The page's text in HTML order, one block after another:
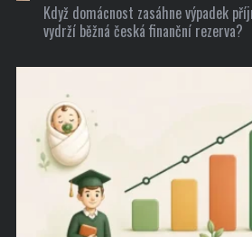
Když domácnost zasáhne výpadek
vydrží běžná česká finanční rezerva?